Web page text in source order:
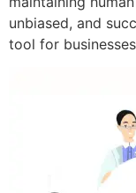
unbiased, and
tool for